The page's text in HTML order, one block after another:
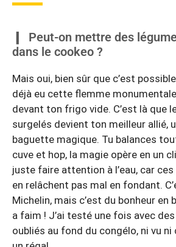
Peut-on mettre des
dans le cookeo ?
Mais oui, bien sûr que c’est
déjà eu cette flemme
devant ton frigo vide. C’est là que
surgelés devient ton meilleur allié,
baguette magique. Tu balances
cuve et hop, la magie opère en un
juste faire attention à l’eau, car
en relâchent pas mal en fondant.
Michelin, mais c’est du bonheur en
a faim ! J’ai testé une fois avec
oubliés au fond du congélo, ni vu ni